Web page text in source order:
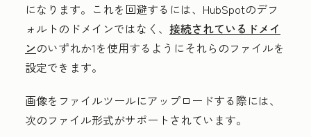
になります。これを回避するには、HubSpotのデフ
ォルトのドメインではなく、 接続されているドメイ
ンのいずれか1を使用するようにそれらのファイルを
設定できます。
画像をファイルツールにアップロードする際には、
次のファイル形式がサポートされています。